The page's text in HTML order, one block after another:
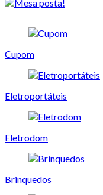
Cupom
Eletroportáteis
Eletrodom
Brinquedos